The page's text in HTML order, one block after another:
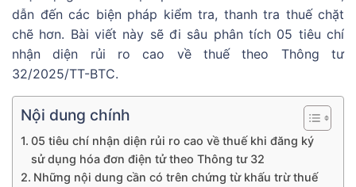
dẫn đến các biện pháp kiểm tra, thanh tra thuế chặt
chẽ hơn. Bài viết này sẽ đi sâu phân tích 05 tiêu chí
nhận diện rủi ro cao về thuế theo Thông tư
32/2025/TT-BTC.
Nội dung chính
05 tiêu chí nhận diện rủi ro cao về thuế khi đăng ký
sử dụng hóa đơn điện tử theo Thông tư 32
Những nội dung cần có trên chứng từ khấu trừ thuế